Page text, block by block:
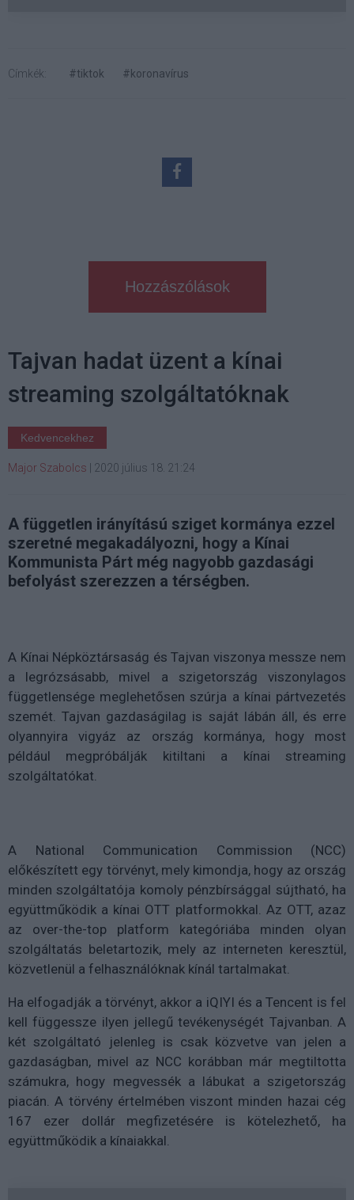
Címkék: #tiktok #koronavírus
Hozzászólások
Tajvan hadat üzent a kínai
streaming szolgáltatóknak
Kedvencekhez
Major Szabolcs 2020 július 18. 21:24
A független irányítású sziget kormánya ezzel
szeretné megakadályozni, hogy a Kínai
Kommunista Párt még nagyobb gazdasági
befolyást szerezzen a térségben.
A Kínai Népköztársaság és Tajvan viszonya messze nem
a legrózsásabb, mivel a szigetország viszonylagos
függetlensége meglehetősen szúrja a kínai pártvezetés
szemét. Tajvan gazdaságilag is saját lábán áll, és erre
olyannyira vigyáz az ország kormánya, hogy most
például megpróbálják kitiltani a kínai streaming
szolgáltatókat.
A National Communication Commission (NCC)
előkészített egy törvényt, mely kimondja, hogy az ország
minden szolgáltatója komoly pénzbírsággal sújtható, ha
együttműködik a kínai OTT platformokkal. Az OTT, azaz
az over-the-top platform kategóriába minden olyan
szolgáltatás beletartozik, mely az interneten keresztül,
közvetlenül a felhasználóknak kínál tartalmakat.
Ha elfogadják a törvényt, akkor a iQIYI és a Tencent is fel
kell függessze ilyen jellegű tevékenységét Tajvanban. A
két szolgáltató jelenleg is csak közvetve van jelen a
gazdaságban, mivel az NCC korábban már megtiltotta
számukra, hogy megvessék a lábukat a szigetország
piacán. A törvény értelmében viszont minden hazai cég
167 ezer dollár megfizetésére is kötelezhető, ha
együttműködik a kínaiakkal.